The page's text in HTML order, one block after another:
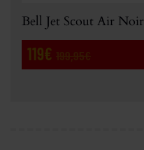
Bell Jet Scout Air Noir
119€